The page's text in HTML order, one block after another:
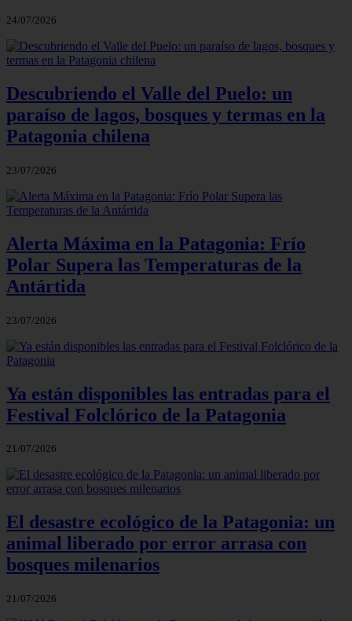
24/07/2026
Descubriendo el Valle del Puelo: un
paraíso de lagos, bosques y termas en la
Patagonia chilena
23/07/2026
Alerta Máxima en la Patagonia: Frío
Polar Supera las Temperaturas de la
Antártida
23/07/2026
Ya están disponibles las entradas para el
Festival Folclórico de la Patagonia
21/07/2026
El desastre ecológico de la Patagonia: un
animal liberado por error arrasa con
bosques milenarios
21/07/2026